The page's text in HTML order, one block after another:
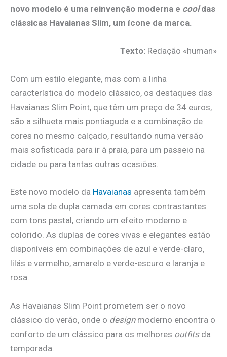
novo modelo é uma reinvenção moderna e cooldas
clássicas Havaianas Slim, um ícone da marca.
Texto: Redação «human»
Com um estilo elegante, mas com a linha
característica do modelo clássico, os destaques das
Havaianas Slim Point, que têm um preço de 34 euros,
são a silhueta mais pontiaguda e a combinação de
cores no mesmo calçado, resultando numa versão
mais sofisticada para ir à praia, para um passeio na
cidade ou para tantas outras ocasiões.
Este novo modelo da Havaianas apresenta também
uma sola de dupla camada em cores contrastantes
com tons pastal, criando um efeito moderno e
colorido. As duplas de cores vivas e elegantes estão
disponíveis em combinações de azul e verde-claro,
lilás e vermelho, amarelo e verde-escuro e laranja e
rosa.
As Havaianas Slim Point prometem ser o novo
clássico do verão, onde o designmoderno encontra o
conforto de um clássico para os melhores outfits da
temporada.